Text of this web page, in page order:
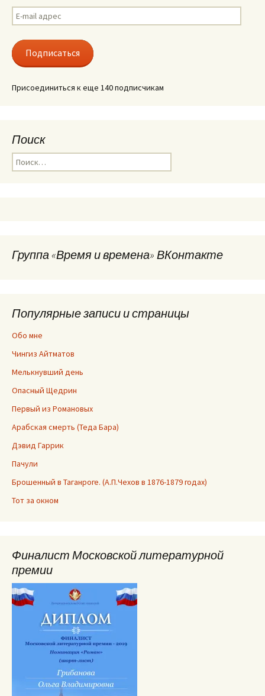
E-
mail
Подписаться
Присоединиться к еще 140 подписчикам
Поиск
Найти:
Группа «Время и времена» ВКонтакте
Популярные записи и страницы
Обо мне
Чингиз Айтматов
Мелькнувший день
Опасный Щедрин
Первый из Романовых
Арабская смерть (Теда Бара)
Дэвид Гаррик
Пачули
Брошенный в Таганроге. (А.П.Чехов в 1876-1879 годах)
Тот за окном
Финалист Московской литературной
премии